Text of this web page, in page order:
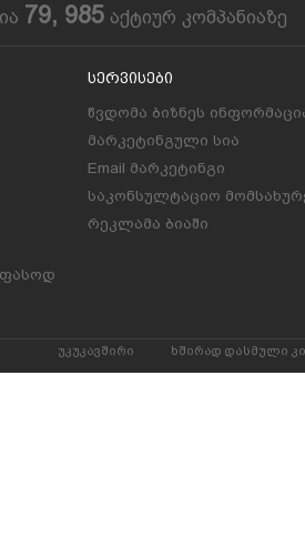
79, 985 აქტიურ კომპანიაზე
Სერვისები
წვდომა ბიზნეს
მარკეტინგული სია
Email მარკეტინგი
საკონსულტაციო
რეკლამა ბიაში
უკუკავშირი ხშირად დასმული